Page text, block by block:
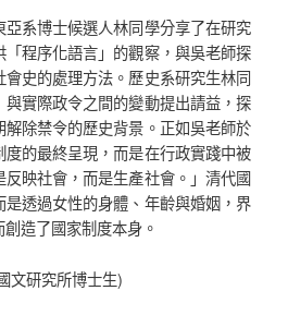
系博士候選人林同學分享了在研究
程序化語言」的觀察，與吳老師探
史的處理方法。歷史系研究生林同
實際政令之間的變動提出請益，探
除禁令的歷史背景。正如吳老師於
的最終呈現，而是在行政實踐中被
映社會，而是生產社會。」清代國
透過女性的身體、年齡與婚姻，界
造了國家制度本身。
文研究所博士生)